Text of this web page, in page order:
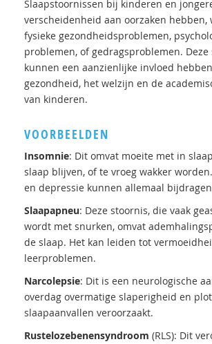
Slaapstoornissen bij kinderen en
verscheidenheid aan oorzaken hebben,
fysieke gezondheidsproblemen,
problemen, of gedragsproblemen. Deze
kunnen een aanzienlijke invloed
gezondheid, het welzijn en de
van kinderen.
VOORBEELDEN
Insomnie: Dit omvat moeite met in
slaap blijven, of te vroeg wakker
en depressie kunnen allemaal
Slaapapneu: Deze stoornis, die vaak
wordt met snurken, omvat
de slaap. Het kan leiden tot
leerproblemen.
Narcolepsie: Dit is een neurologische
overdag overmatige slaperigheid en
slaapaanvallen veroorzaakt.
Rustelozebenensyndroom (RLS): Dit